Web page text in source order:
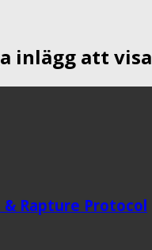
inlägg att visa
Rapture Protocol